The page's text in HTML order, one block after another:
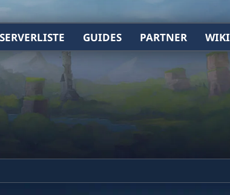
SERVERLISTE GUIDES PARTNER WIKI